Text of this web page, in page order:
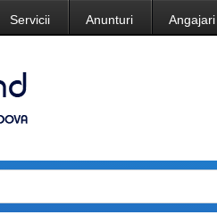
Servicii Anunturi Angajari